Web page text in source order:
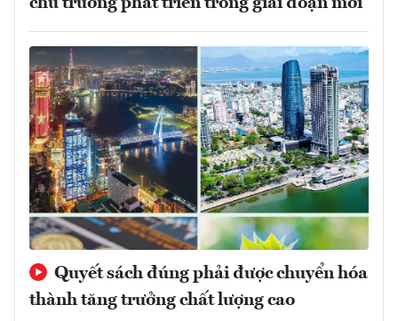
Quyết sách đúng phải được chuyển hóa
thành tăng trưởng chất lượng cao